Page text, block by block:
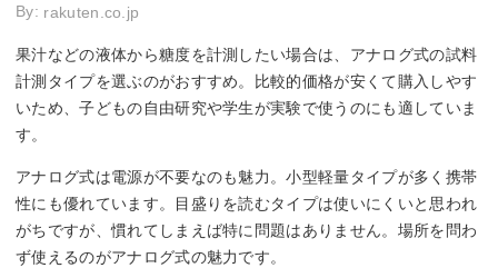
By: rakuten.co.jp
果汁などの液体から糖度を計測したい場合は、アナログ式の試料
計測タイプを選ぶのがおすすめ。比較的価格が安くて購入しやす
いため、子どもの自由研究や学生が実験で使うのにも適していま
す。
アナログ式は電源が不要なのも魅力。小型軽量タイプが多く携帯
性にも優れています。目盛りを読むタイプは使いにくいと思われ
がちですが、慣れてしまえば特に問題はありません。場所を問わ
ず使えるのがアナログ式の魅力です。